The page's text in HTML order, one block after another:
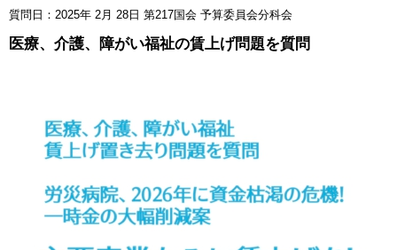
質問日：2025年 2月 28日 第217国会 予算委員会分科会
医療、介護、障がい福祉の賃上げ問題を質問